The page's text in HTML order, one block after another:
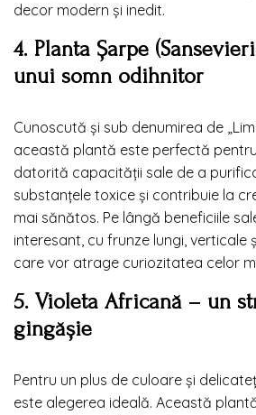
decor modern și inedit.
4. Planta Șarpe
unui somn odihnitor
Cunoscută și sub denumirea de
această plantă este perfectă
datorită capacității sale de a
substanțele toxice și contribuie la
mai sănătos. Pe lângă beneficiile
interesant, cu frunze lungi, verticale
care vor atrage curiozitatea celor
5. Violeta Africană – un
gingășie
Pentru un plus de culoare și
este alegerea ideală. Această